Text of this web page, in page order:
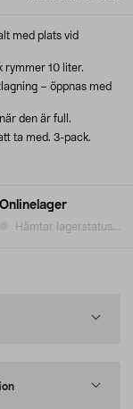
Onlinelager
Hämtar lagerstatus...
med plats vid
rymmer 10 liter.
– öppnas med
den är full.
ta med. 3-pack.